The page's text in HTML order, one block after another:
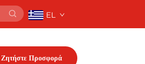
EL
Ζητήστε Προσφορά